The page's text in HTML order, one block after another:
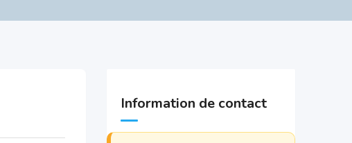
Information de contact